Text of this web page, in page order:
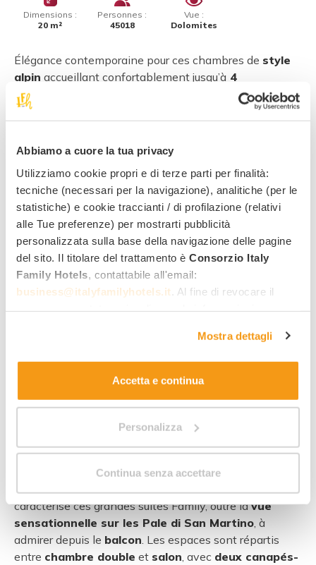
Abbiamo a cuore la tua privacy
Utilizziamo cookie propri e di terze parti per finalità:
tecniche (necessari per la navigazione), analitiche (per le
statistiche) e cookie traccianti / di profilazione (relativi
alle Tue preferenze) per mostrarti pubblicità
personalizzata sulla base della navigazione delle pagine
del sito. Il titolare del trattamento è Consorzio Italy
Family Hotels , contattabile all'email:
business@italyfamilyhotels.it . Al fine di revocare il
. Allo stesso link trovi la nostra informativa
estesa sui cookie.
Mostra dettagli
Accetta e continua
Personalizza
Continua senza accettare
Dimensions :
20 m²
Personnes :
45018
Vue :
Dolomites
Élégance contemporaine pour ces chambres de style
alpin accueillant confortablement jusqu’à 4
personnes
. Les quadruples Elegance disposent d’unlit
double
, avec possibilité d’ajouter
spectaculaire sur les Dolomites
Elegance Suite Family
Personnes :
Dimensions :
salon
Martino
Un mobilier simple, chaleureux et fonctionnel
caractérise ces grandes suites Family, outre lavue
sensationnelle sur les Pale di San Martino, à
admirer depuis le balcon. Les espaces sont répartis
entre chambre double et salon, avec deux canapés-